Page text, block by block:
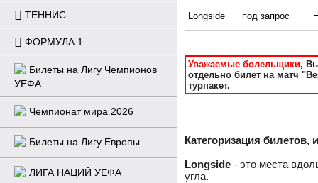
Longside под запрос -
Уважаемые болельщики,
отдельно билет на матч
турпакет.
Категоризация билетов,
Longside - это места
угла.
ТЕННИС
ФОРМУЛА 1
Билеты на Лигу Чемпионов
УЕФА
Чемпионат мира 2026
Билеты на Лигу Европы
ЛИГА НАЦИЙ УЕФА